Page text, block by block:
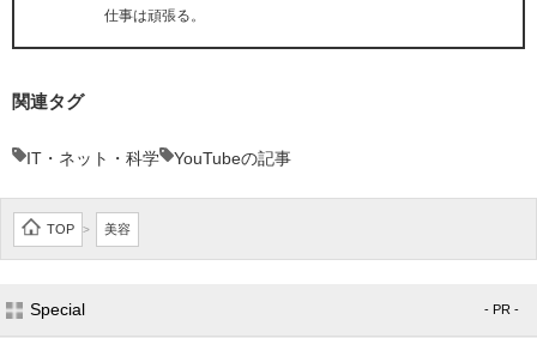
仕事は頑張る。
関連タグ
IT・ネット・科学 YouTubeの記事
TOP > 美容
Special - PR -